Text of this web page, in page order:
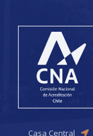
Casa Central